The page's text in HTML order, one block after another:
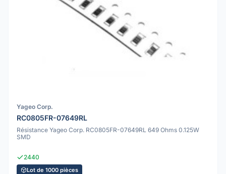
Yageo Corp.
RC0805FR-07649RL
Résistance Yageo Corp. RC0805FR-07649RL 649 Ohms 0.125W
SMD
2440
Lot de 1000 pièces